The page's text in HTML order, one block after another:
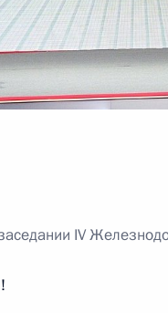
«Аэрофлот» Сергеем
IV